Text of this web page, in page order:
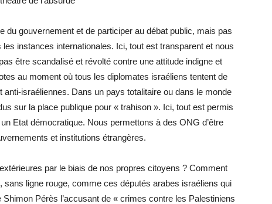
du gouvernement et de participer au débat public, mais pas
instances internationales. Ici, tout est transparent et nous
être scandalisé et révolté contre une attitude indigne et
au moment où tous les diplomates israéliens tentent de
israéliennes. Dans un pays totalitaire ou dans le monde
sur la place publique pour « trahison ». Ici, tout est permis
Etat démocratique. Nous permettons à des ONG d’être
et institutions étrangères.
par le biais de nos propres citoyens ? Comment
ligne rouge, comme ces députés arabes israéliens qui
Pérès l’accusant de « crimes contre les Palestiniens